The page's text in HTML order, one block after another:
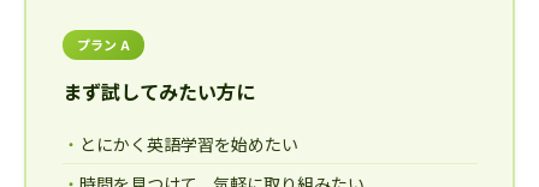
プラン A
まず試してみたい方に
とにかく英語学習を始めたい